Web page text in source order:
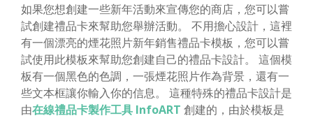
如果您想創建一些新年活動來宣傳您的商店，您可以嘗
試創建禮品卡來幫助您舉辦活動。 不用擔心設計，這裡
有一個漂亮的煙花照片新年銷售禮品卡模板，您可以嘗
試使用此模板來幫助您創建自己的禮品卡設計。 這個模
板有一個黑色的色調，一張煙花照片作為背景，還有一
些文本框讓你輸入你的信息。 這種特殊的禮品卡設計是
由在線禮品卡製作工具 InfoART 創建的，由於模板是